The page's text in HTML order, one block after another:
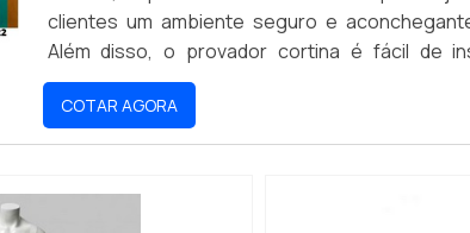
clientes um ambiente seguro e
Além disso, o provador cortina é fácil de
experiência de compra ainda mais agradável.
COTAR AGORA